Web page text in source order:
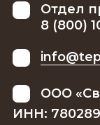
Отдел
8 (800)
ООО
ИНН: